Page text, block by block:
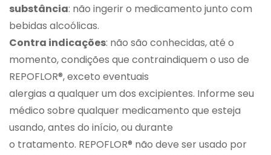
substância: não ingerir o medicamento junto com
bebidas alcoólicas.
Contra indicações: não são conhecidas, até o
momento, condições que contraindiquem o uso de
REPOFLOR®, exceto eventuais
alergias a qualquer um dos excipientes. Informe seu
médico sobre qualquer medicamento que esteja
usando, antes do início, ou durante
o tratamento. REPOFLOR® não deve ser usado por